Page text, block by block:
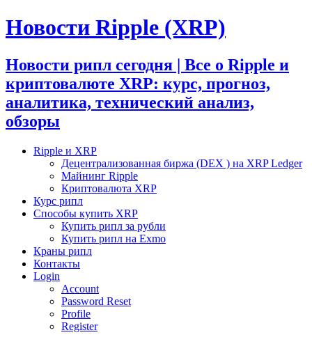
Новости Ripple (XRP)
Новости рипл сегодня | Все о Ripple и
криптовалюте XRP: курс, прогноз,
аналитика, технический анализ,
обзоры
Ripple и XRP
Децентрализованная биржа (DEX ) на XRP Ledger
Майнинг Ripple
Криптовалюта XRP
Курс рипл
Способы купить XRP
Купить рипл за рубли
Купить рипл на Exmo
Краны рипл
Контакты
Login
Account
Password Reset
Profile
Register